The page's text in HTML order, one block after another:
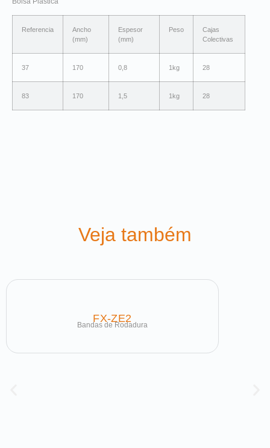
Referencia
Ancho
(mm)
Espesor
(mm)
Peso
Cajas
Colectivas
37 170 0,8 1kg 28
83 170 1,5 1kg 28
Veja também
FX-ZE2
Bandas de Rodadura